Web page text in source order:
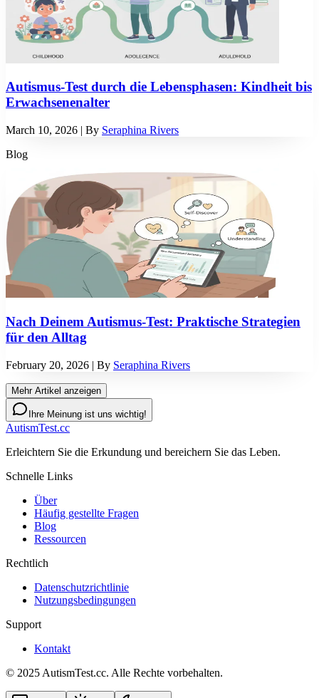
Autismus-Test durch die Lebensphasen: Kindheit bis
Erwachsenenalter
March 10, 2026 | By Seraphina Rivers
Blog
Nach Deinem Autismus-Test: Praktische Strategien
für den Alltag
February 20, 2026 | By Seraphina Rivers
Mehr Artikel anzeigen
Ihre Meinung ist uns wichtig!
AutismTest.cc
Erleichtern Sie die Erkundung und bereichern Sie das Leben.
Schnelle Links
Über
Häufig gestellte Fragen
Blog
Ressourcen
Rechtlich
Datenschutzrichtlinie
Nutzungsbedingungen
Support
Kontakt
© 2025 AutismTest.cc. Alle Rechte vorbehalten.